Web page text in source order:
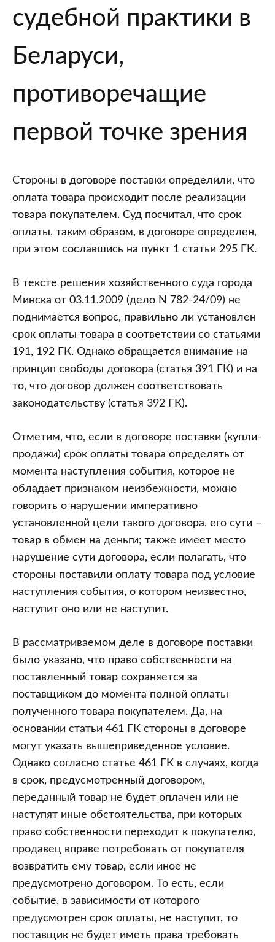
судебной практики в
Беларуси,
противоречащие
первой точке зрения
Стороны в договоре поставки определили, что
оплата товара происходит после реализации
товара покупателем. Суд посчитал, что срок
оплаты, таким образом, в договоре определен,
при этом сославшись на пункт 1 статьи 295 ГК.
В тексте решения хозяйственного суда города
Минска от 03.11.2009 (дело N 782-24/09) не
поднимается вопрос, правильно ли установлен
срок оплаты товара в соответствии со статьями
191, 192 ГК. Однако обращается внимание на
принцип свободы договора (статья 391 ГК) и на
то, что договор должен соответствовать
законодательству (статья 392 ГК).
Отметим, что, если в договоре поставки (купли-
продажи) срок оплаты товара определять от
момента наступления события, которое не
обладает признаком неизбежности, можно
говорить о нарушении императивно
установленной цели такого договора, его сути –
товар в обмен на деньги; также имеет место
нарушение сути договора, если полагать, что
стороны поставили оплату товара под условие
наступления события, о котором неизвестно,
наступит оно или не наступит.
В рассматриваемом деле в договоре поставки
было указано, что право собственности на
поставленный товар сохраняется за
поставщиком до момента полной оплаты
полученного товара покупателем. Да, на
основании статьи 461 ГК стороны в договоре
могут указать вышеприведенное условие.
Однако согласно статье 461 ГК в случаях, когда
в срок, предусмотренный договором,
переданный товар не будет оплачен или не
наступят иные обстоятельства, при которых
право собственности переходит к покупателю,
продавец вправе потребовать от покупателя
возвратить ему товар, если иное не
предусмотрено договором. То есть, если
событие, в зависимости от которого
предусмотрен срок оплаты, не наступит, то
поставщик не будет иметь права требовать